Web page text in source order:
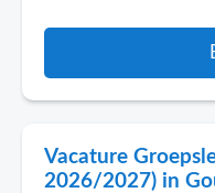
Vacature
2026/2027) in